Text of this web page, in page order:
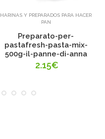
Añadir
HARINAS Y PREPARADOS PARA HACER
PAN
Preparato-per-
pastafresh-pasta-mix-
500g-il-panne-di-anna
2.15€